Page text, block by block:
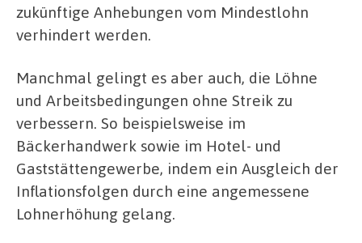
zukünftige Anhebungen vom Mindestlohn
verhindert werden.
Manchmal gelingt es aber auch, die Löhne
und Arbeitsbedingungen ohne Streik zu
verbessern. So beispielsweise im
Bäckerhandwerk sowie im Hotel- und
Gaststättengewerbe, indem ein Ausgleich der
Inflationsfolgen durch eine angemessene
Lohnerhöhung gelang.